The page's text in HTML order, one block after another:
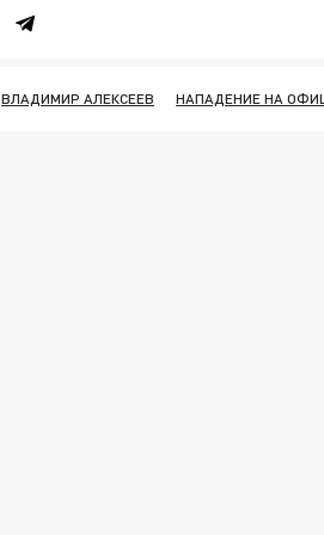
ВЛАДИМИР АЛЕКСЕЕВ НАПАДЕНИЕ НА